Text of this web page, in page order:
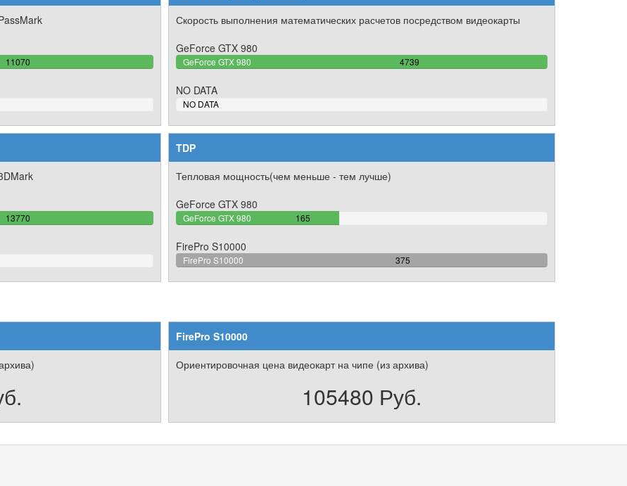
11070
100%
13770
100%
Скорость выполнения математических расчетов посредством видеокарты
GeForce GTX 980
GeForce GTX 980 4739
100%
NO DATA
NO DATA
0%
TDP
Тепловая мощность(чем меньше - тем лучше)
GeForce GTX 980
GeForce GTX 980 165
44%
FirePro S10000
FirePro S10000 375
100%
FirePro S10000
Ориентировочная цена видеокарт на чипе (из архива)
105480 Руб.